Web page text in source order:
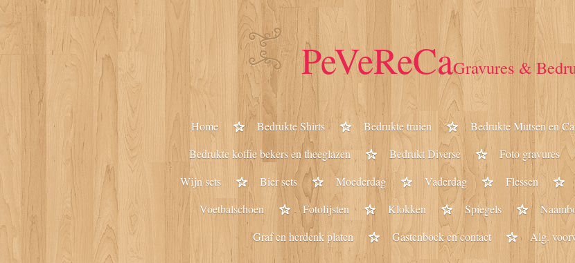
hoofdinhoud
PeVeReCaGravures &
Home Bedrukte Shirts Bedrukte truien Bedrukte Mutsen en
Bedrukte koffie bekers en theeglazen
Bedrukt Diverse Foto gravures
Wijn sets
Bier sets Moederdag Vaderdag Flessen
Voetbalschoen
Fotolijsten Klokken Spiegels
Graf en herdenk platen
Gastenboek en contact Alg.